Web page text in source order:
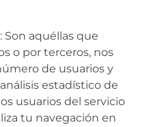
: Son aquéllas que
o por terceros, nos
de usuarios y
estadístico de
usuarios del servicio
tu navegación en